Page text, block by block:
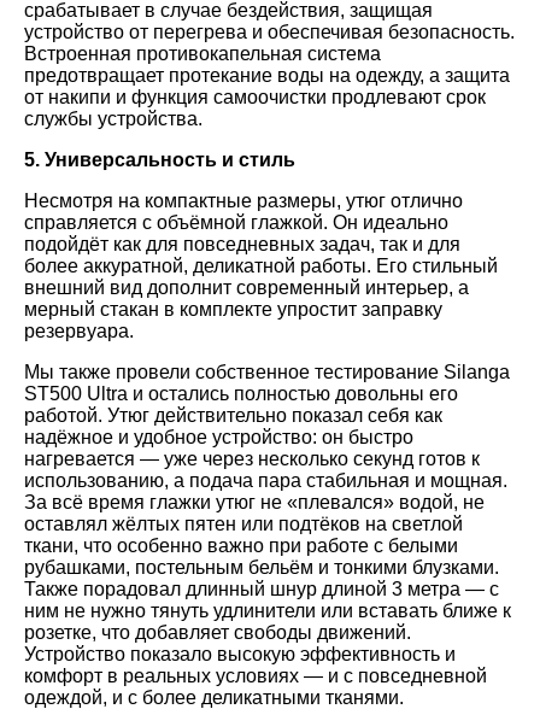
срабатывает в случае бездействия, защищая
устройство от перегрева и обеспечивая безопасность.
Встроенная противокапельная система
предотвращает протекание воды на одежду, а защита
от накипи и функция самоочистки продлевают срок
службы устройства.
5. Универсальность и стиль
Несмотря на компактные размеры, утюг отлично
справляется с объёмной глажкой. Он идеально
подойдёт как для повседневных задач, так и для
более аккуратной, деликатной работы. Его стильный
внешний вид дополнит современный интерьер, а
мерный стакан в комплекте упростит заправку
резервуара.
Мы также провели собственное тестирование Silanga
ST500 Ultra и остались полностью довольны его
работой. Утюг действительно показал себя как
надёжное и удобное устройство: он быстро
нагревается — уже через несколько секунд готов к
использованию, а подача пара стабильная и мощная.
За всё время глажки утюг не «плевался» водой, не
оставлял жёлтых пятен или подтёков на светлой
ткани, что особенно важно при работе с белыми
рубашками, постельным бельём и тонкими блузками.
Также порадовал длинный шнур длиной 3 метра — с
ним не нужно тянуть удлинители или вставать ближе к
розетке, что добавляет свободы движений.
Устройство показало высокую эффективность и
комфорт в реальных условиях — и с повседневной
одеждой, и с более деликатными тканями.